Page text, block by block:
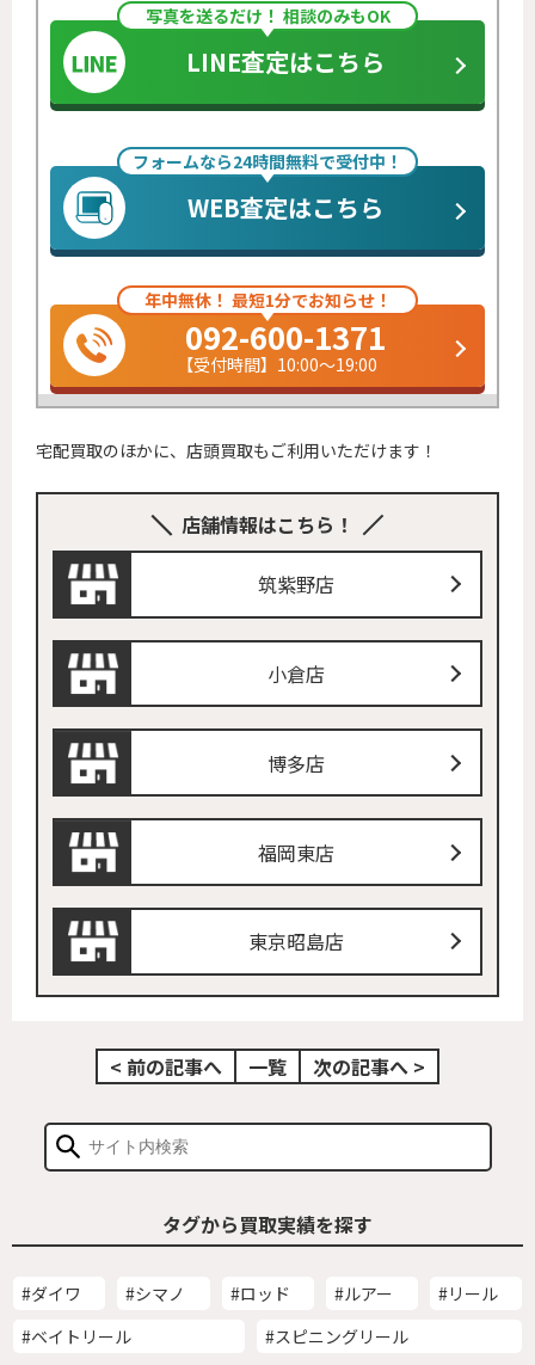
写真を送るだけ！ 相談のみもOK
LINE査定はこちら
フォームなら24時間無料で受付中！
WEB査定はこちら
年中無休！ 最短1分でお知らせ！
092-600-1371
【受付時間】10:00～19:00
宅配買取のほかに、店頭買取もご利用いただけます！
店舗情報はこちら！
筑紫野店
小倉店
博多店
福岡東店
東京昭島店
< 前の記事へ 一覧 次の記事へ >
タグから買取実績を探す
#ダイワ #シマノ #ロッド #ルアー
#リール
#ベイトリール
#スピニングリール